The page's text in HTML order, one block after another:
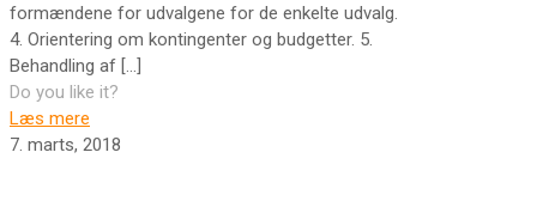
formændene for udvalgene for de enkelte udvalg.
4. Orientering om kontingenter og budgetter. 5.
Behandling af […]
Do you like it?
Læs mere
7. marts, 2018